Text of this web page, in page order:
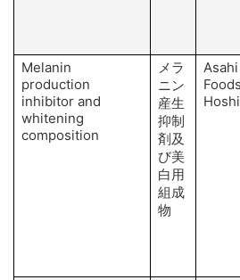
Melanin
production
inhibitor and
whitening
composition
メラ
ニン
産生
抑制
剤及
び美
白用
組成
物